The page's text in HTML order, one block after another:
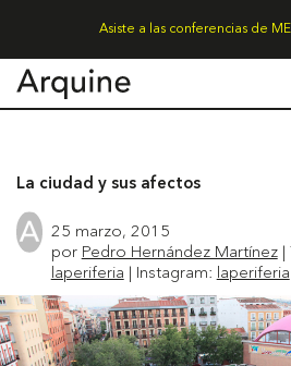
Asiste a las conferencias de
La ciudad y sus afectos
25 marzo, 2015
por Pedro Hernández Martínez|
laperiferia | Instagram: laperiferia